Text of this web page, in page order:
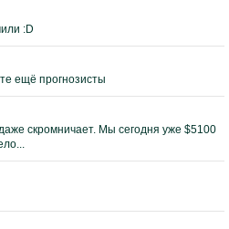
:D
ещё прогнозисты
скромничает. Мы сегодня уже $5100